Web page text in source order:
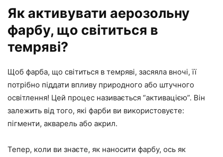
Як активувати аерозольну
фарбу, що світиться в
темряві?
Щоб фарба, що світиться в темряві, засяяла вночі, її
потрібно піддати впливу природного або штучного
освітлення! Цей процес називається “активацією”. Він
залежить від того, які фарби ви використовуєте:
пігменти, акварель або акрил.
Тепер, коли ви знаєте, як наносити фарбу, ось як